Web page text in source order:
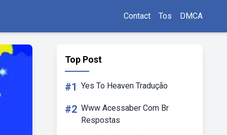
Contact Tos DMCA
Top Post
#1 Yes To Heaven Tradução
#2 Www Acessaber Com Br
Respostas